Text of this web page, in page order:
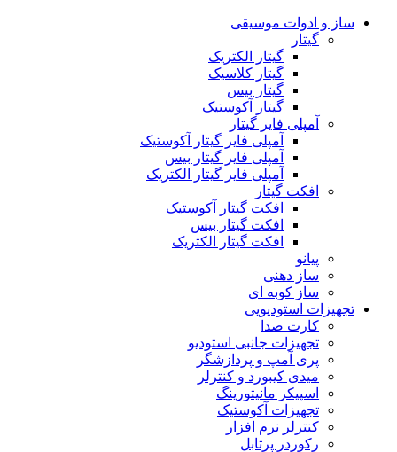
ساز و ادوات موسیقی
گیتار
گیتار الکتریک
گیتار کلاسیک
گیتار بیس
گیتار آکوستیک
آمپلی فایر گیتار
آمپلی فایر گیتار آکوستیک
آمپلی فایر گیتار بیس
آمپلی فایر گیتار الکتریک
افکت گیتار
افکت گیتار آکوستیک
افکت گیتار بیس
افکت گیتار الکتریک
پیانو
ساز دهنی
ساز کوبه ای
تجهیزات استودیویی
کارت صدا
تجهیزات جانبی استودیو
پری آمپ و پردازشگر
میدی کیبورد و کنترلر
اسپیکر مانیتورینگ
تجهیزات آکوستیک
کنترلر نرم افزار
رکوردر پرتابل